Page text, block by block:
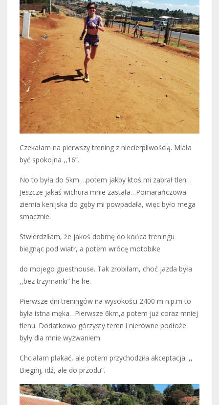
Czekałam na pierwszy trening z niecierpliwością. Miała
być spokojna ,,16”.
No to była do 5km….potem jakby ktoś mi zabrał tlen…
Jeszcze jakaś wichura mnie zastała…Pomarańczowa
ziemia kenijska do gęby mi powpadała, więc było mega
smacznie.
Stwierdziłam, że jakoś dobrnę do końca treningu
biegnąc pod wiatr, a potem wrócę motobike
do mojego guesthouse. Tak zrobiłam, choć jazda była
,,bez trzymanki” he he.
Pierwsze dni treningów na wysokości 2400 m n.p.m to
była istna męka…Pierwsze 6km,a potem już coraz mniej
tlenu. Dodatkowo górzysty teren i nierówne podłoże
były dla mnie wyzwaniem.
Chciałam płakać, ale potem przychodziła akceptacja. ,,
Biegnij, idź, ale do przodu”.